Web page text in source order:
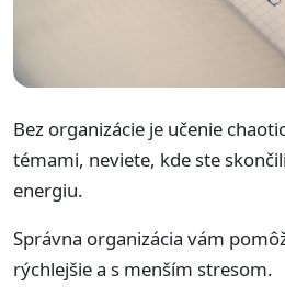
Bez organizácie je učenie
témami, neviete, kde ste
energiu.
Správna organizácia vám
rýchlejšie a s menším stresom.